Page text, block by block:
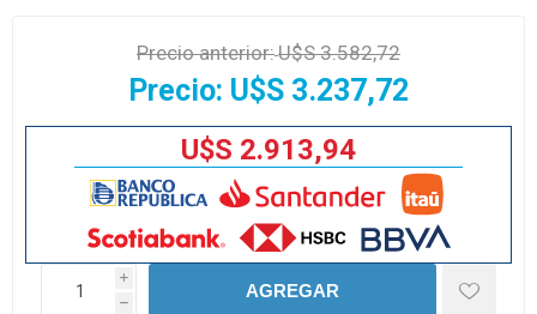
Precio anterior:U$S 3.582,72
Precio: U$S 3.237,72
U$S 2.913,94
i
h
AGREGAR